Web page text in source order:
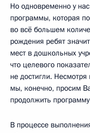
Но одновременно у
программы, которая
во всё большем
рождения ребят
мест в дошкольных
что целевого
не достигли.
мы, конечно, просим
продолжить программу
В процессе